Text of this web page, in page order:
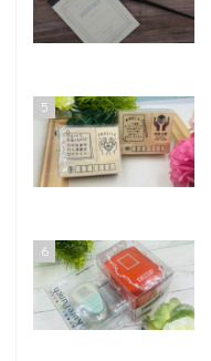
5
6